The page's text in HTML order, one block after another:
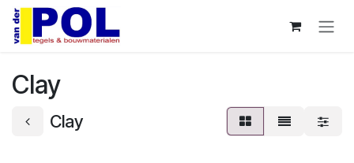
Overslaan naar inhoud
Clay
Clay